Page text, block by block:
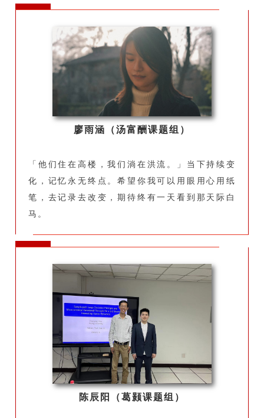
廖雨涵（汤富酬课题组）
「他们住在高楼，我们淌在洪流。」当下持续变
化，记忆永无终点。希望你我可以用眼用心用纸
笔，去记录去改变，期待终有一天看到那天际白
马。
陈辰阳（葛颢课题组）